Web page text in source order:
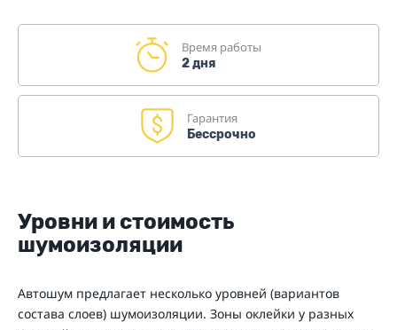
Время работы
2 дня
Гарантия
Бессрочно
Уровни и стоимость
шумоизоляции
Автошум предлагает несколько уровней (вариантов
состава слоев) шумоизоляции. Зоны оклейки у разных